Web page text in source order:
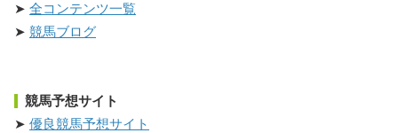
全コンテンツ一覧
競馬ブログ
競馬予想サイト
優良競馬予想サイト